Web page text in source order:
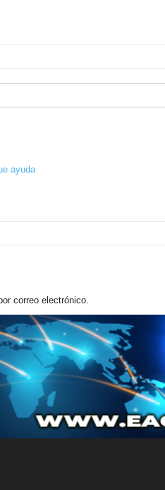
ayuda
correo electrónico.